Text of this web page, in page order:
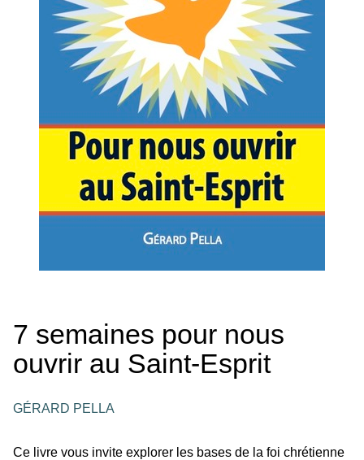
7 semaines pour nous
ouvrir au Saint-Esprit
GÉRARD PELLA
Ce livre vous invite explorer les bases de la foi chrétienne